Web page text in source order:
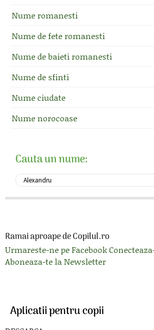
Nume romanesti
Nume de fete romanesti
Nume de baieti romanesti
Nume de sfinti
Nume ciudate
Nume norocoase
Cauta un nume:
Ramai aproape de Copilul.ro
Urmareste-ne pe Facebook
Aboneaza-te la Newsletter
Aplicatii pentru copii